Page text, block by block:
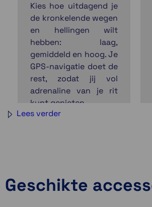
Kies hoe uitdagend je
de kronkelende wegen
en hellingen wilt
hebben: laag,
gemiddeld en hoog. Je
GPS-navigatie doet de
rest, zodat jij vol
adrenaline van je rit
kunt genieten.
Lees verder
Geschikte